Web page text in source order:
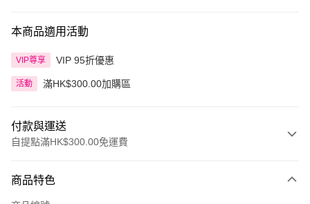
本商品適用活動
VIP尊享 VIP 95折優惠
活動 滿HK$300.00加購區
付款與運送
自提點滿HK$300.00免運費
信用卡
商品特色